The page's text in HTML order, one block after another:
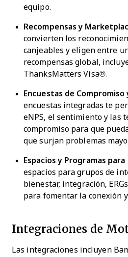
equipo.
Recompensas y
convierten los
canjeables y eligen entre
recompensas global,
ThanksMatters Visa®.
Encuestas de Compromiso
encuestas integradas te
eNPS, el sentimiento y las
compromiso para que
que surjan problemas
Espacios y Programas para
espacios para grupos de
bienestar, integración,
para fomentar la conexión
Integraciones de
Las integraciones incluyen